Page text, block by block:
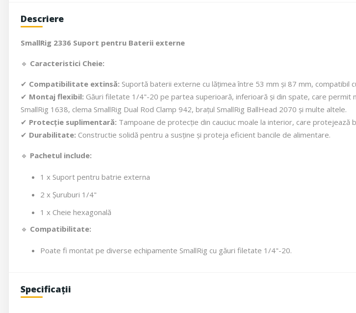
Descriere
SmallRig 2336 Suport pentru Baterii externe
🔹 Caracteristici Cheie:
✔ Compatibilitate extinsă: Suportă baterii externe cu lățimea între 53 mm și 87 mm, compatibil
✔ Montaj flexibil: Găuri filetate 1/4"-20 pe partea superioară, inferioară și din spate, care
SmallRig 1638, clema SmallRig Dual Rod Clamp 942, brațul SmallRig BallHead 2070 și multe altele.
✔ Protecție suplimentară: Tampoane de protecție din cauciuc moale la interior, care
✔ Durabilitate: Constructie solidă pentru a susține și proteja eficient bancile de alimentare.
🔹 Pachetul include:
1 x Suport pentru batrie externa
2 x Șuruburi 1/4"
1 x Cheie hexagonală
🔹 Compatibilitate:
Poate fi montat pe diverse echipamente SmallRig cu găuri filetate 1/4"-20.
Specificații